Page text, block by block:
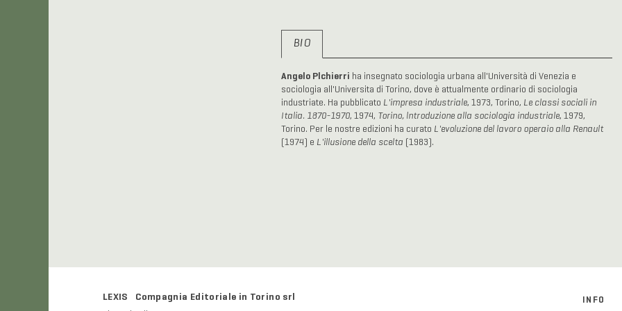
BIO
Angelo Plchierri ha insegnato sociologia urbana all'Università di Venezia e
sociologia all'Universita di Torino, dove è attualmente ordinario di sociologia
industriate. Ha pubblicato L'impresa industriale, 1973, Torino, Le classi sociali in
Italia. 1870-1970, 1974, Torino, lntroduzione alla sociologia industriale, 1979,
Torino. Per le nostre edizioni ha curato L'evoluzione del lavoro operaio alla Renault
(1974) e L'illusione della scelta (1983).
LEXIS Compagnia Editoriale in Torino srl INFO